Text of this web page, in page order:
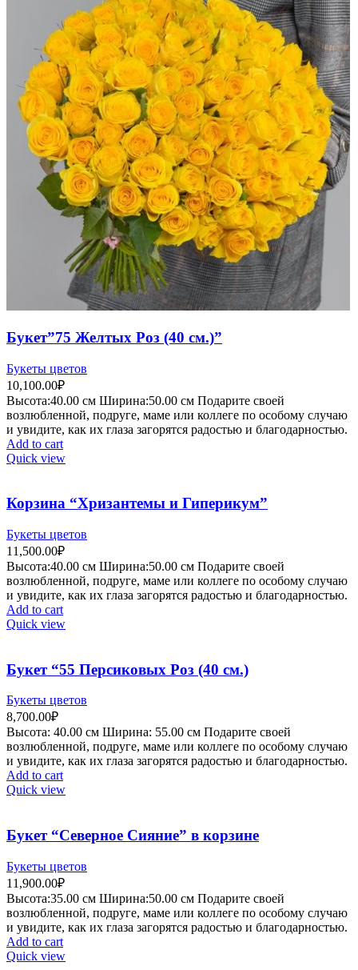
Букет”75 Желтых Роз (40 см.)”
Букеты цветов
10,100.00₽
Высота:40.00 см Ширина:50.00 см Подарите своей
возлюбленной, подруге, маме или коллеге по особому случаю
и увидите, как их глаза загорятся радостью и благодарностью.
Add to cart
Quick view
Корзина “Хризантемы и Гиперикум”
Букеты цветов
11,500.00₽
Высота:40.00 см Ширина:50.00 см Подарите своей
возлюбленной, подруге, маме или коллеге по особому случаю
и увидите, как их глаза загорятся радостью и благодарностью.
Add to cart
Quick view
Букет “55 Персиковых Роз (40 см.)
Букеты цветов
8,700.00₽
Высота: 40.00 см Ширина: 55.00 см Подарите своей
возлюбленной, подруге, маме или коллеге по особому случаю
и увидите, как их глаза загорятся радостью и благодарностью.
Add to cart
Quick view
Букет “Северное Сияние” в корзине
Букеты цветов
11,900.00₽
Высота:35.00 см Ширина:50.00 см Подарите своей
возлюбленной, подруге, маме или коллеге по особому случаю
и увидите, как их глаза загорятся радостью и благодарностью.
Add to cart
Quick view